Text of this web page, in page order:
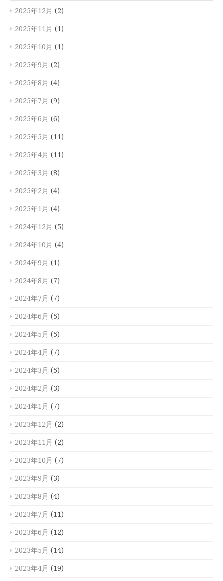
2025年12月 (2)
2025年11月 (1)
2025年10月 (1)
2025年9月 (2)
2025年8月 (4)
2025年7月 (9)
2025年6月 (6)
2025年5月 (11)
2025年4月 (11)
2025年3月 (8)
2025年2月 (4)
2025年1月 (4)
2024年12月 (5)
2024年10月 (4)
2024年9月 (1)
2024年8月 (7)
2024年7月 (7)
2024年6月 (5)
2024年5月 (5)
2024年4月 (7)
2024年3月 (5)
2024年2月 (3)
2024年1月 (7)
2023年12月 (2)
2023年11月 (2)
2023年10月 (7)
2023年9月 (3)
2023年8月 (4)
2023年7月 (11)
2023年6月 (12)
2023年5月 (14)
2023年4月 (19)